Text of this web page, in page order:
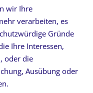
wir Ihre
verarbeiten, es
Gründe
Ihre Interessen,
oder die
Ausübung oder